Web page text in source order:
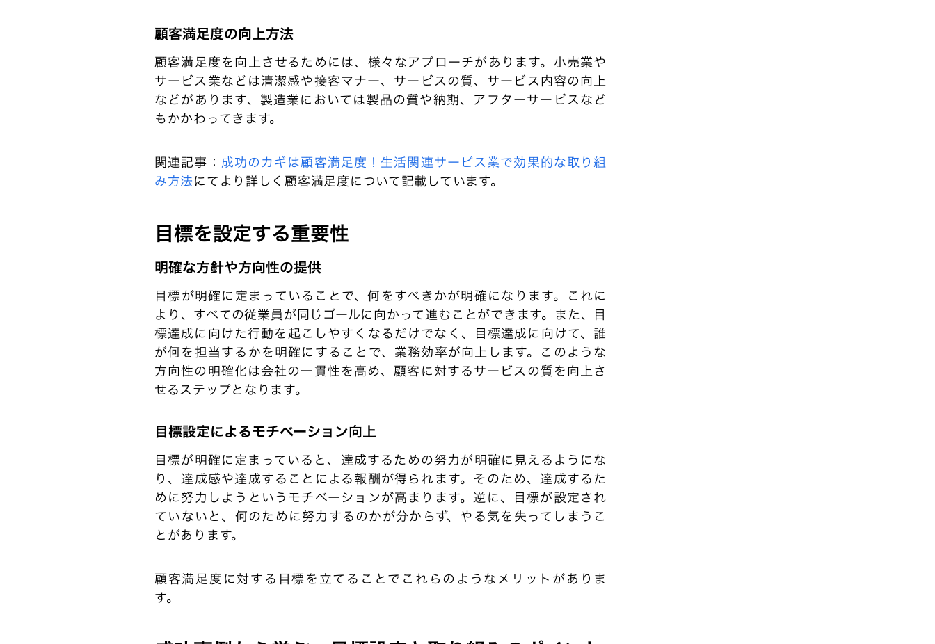
顧客満足度の向上方法
顧客満足度を向上させるためには、様々なアプローチがあります。小売業や
サービス業などは清潔感や接客マナー、サービスの質、サービス内容の向上
などがあります、製造業においては製品の質や納期、アフターサービスなど
もかかわってきます。
関連記事： 成功のカギは顧客満足度！生活関連サービス業で効果的な取り組
み方法にてより詳しく顧客満足度について記載しています。
目標を設定する重要性
明確な方針や方向性の提供
目標が明確に定まっていることで、何をすべきかが明確になります。これに
より、すべての従業員が同じゴールに向かって進むことができます。また、目
標達成に向けた行動を起こしやすくなるだけでなく、目標達成に向けて、誰
が何を担当するかを明確にすることで、業務効率が向上します。このような
方向性の明確化は会社の一貫性を高め、顧客に対するサービスの質を向上さ
せるステップとなります。
目標設定によるモチベーション向上
目標が明確に定まっていると、達成するための努力が明確に見えるようにな
り、達成感や達成することによる報酬が得られます。そのため、達成するた
めに努力しようというモチベーションが高まります。逆に、目標が設定され
ていないと、何のために努力するのかが分からず、やる気を失ってしまうこ
とがあります。
顧客満足度に対する目標を立てることでこれらのようなメリットがありま
す。